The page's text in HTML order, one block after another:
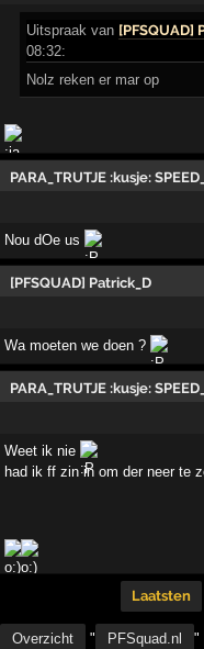
Uitspraak van [PFSQUAD]
08:32:
Nolz reken er mar op
PARA_TRUTJE :kusje:
Nou dOe us
[PFSQUAD] Patrick_D
Wa moeten we doen ?
PARA_TRUTJE :kusje:
Weet ik nie
had ik ff zin in om der neer te
Laatsten
Overzicht " PFSquad.nl "